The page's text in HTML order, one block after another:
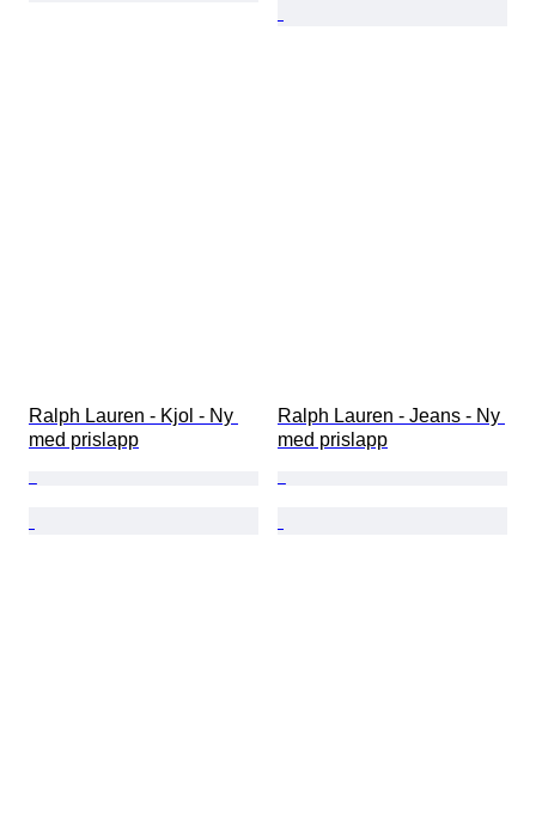
Ralph Lauren - Kjol - Ny
med prislapp
Ralph Lauren - Jeans - Ny
med prislapp